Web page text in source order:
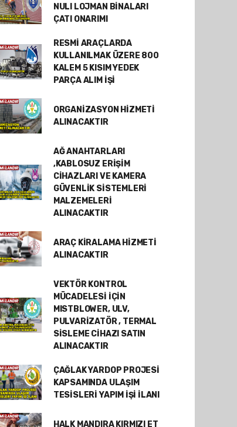
NULI LOJMAN BİNALARI
ÇATI ONARIMI
RESMİ ARAÇLARDA
KULLANILMAK ÜZERE 800
KALEM 5 KISIM YEDEK
PARÇA ALIM İŞİ
ORGANİZASYON HİZMETİ
ALINACAKTIR
AĞ ANAHTARLARI
,KABLOSUZ ERİŞİM
CİHAZLARI VE KAMERA
GÜVENLİK SİSTEMLERİ
MALZEMELERİ
ALINACAKTIR
ARAÇ KİRALAMA HİZMETİ
ALINACAKTIR
VEKTÖR KONTROL
MÜCADELESİ İÇİN
MISTBLOWER, ULV,
PULVARİZATÖR , TERMAL
SİSLEME CİHAZI SATIN
ALINACAKTIR
ÇAĞLAK YARDOP PROJESİ
KAPSAMINDA ULAŞIM
TESİSLERİ YAPIM İŞİ İLANI
HALK MANDIRA KIRMIZI ET